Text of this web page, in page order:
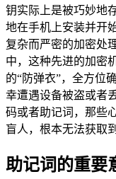
钥实际上是被巧妙地
地在手机上安装并开
复杂而严密的加密处
中，这种先进的加密
的“防弹衣”，全方位
幸遭遇设备被盗或者
码或者助记词，那些
盲人，根本无法获取
助记词的重要